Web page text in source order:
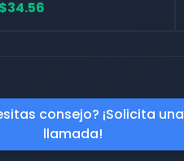
$34.56
consejo? ¡Solicita una
llamada!